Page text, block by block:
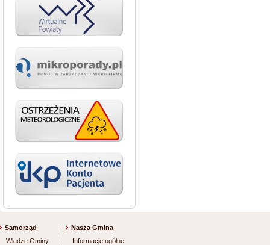
Samorząd
Władze Gminy
Nasza Gmina
Informacje ogólne